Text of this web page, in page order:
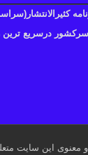
درسریع ترین
معنوی این سایت